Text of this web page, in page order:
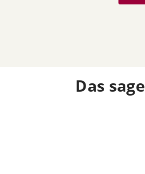
Das